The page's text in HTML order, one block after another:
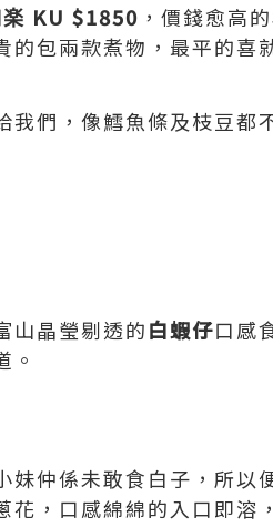
KU $1850 ，價錢愈高
包兩款煮物，最平的喜
我們，像鱈魚條及枝豆都
山晶瑩剔透的白蝦仔口感
。
妹仲係未敢食白子，所以
，口感綿綿的入口即溶